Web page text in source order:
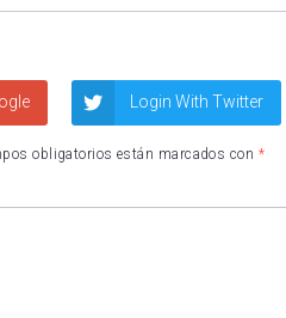
Login With Twitter
obligatorios están marcados con *